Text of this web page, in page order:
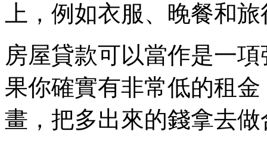
上，例如衣服、晚餐和
房屋貸款可以當作是一
果你確實有非常低的租
畫，把多出來的錢拿去